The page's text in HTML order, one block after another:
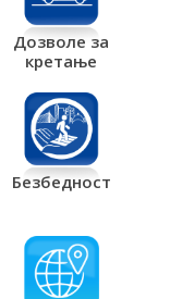
Дозволе за
кретање
Безбедност